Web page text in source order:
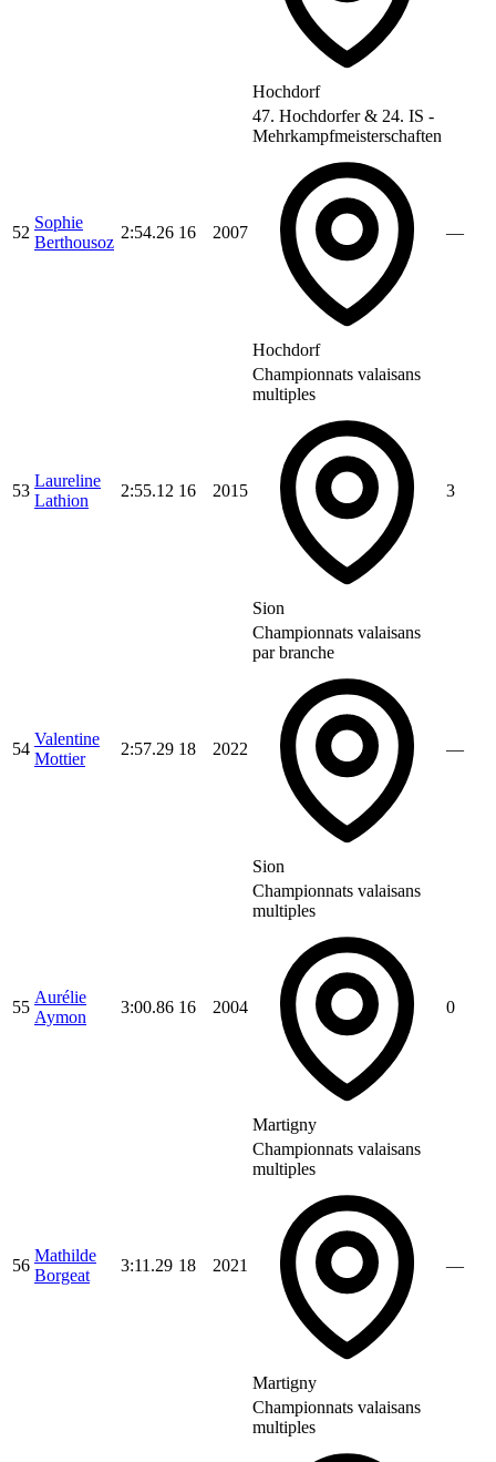
Hochdorf
52
Sophie
Berthousoz
2:54.26 16 2007
47. Hochdorfer & 24. IS -
Mehrkampfmeisterschaften
Hochdorf
—
53
Laureline
Lathion
2:55.12 16 2015
Championnats valaisans
multiples
Sion
3
54
Valentine
Mottier
2:57.29 18 2022
Championnats valaisans
par branche
Sion
—
55
Aurélie
Aymon
3:00.86 16 2004
Championnats valaisans
multiples
Martigny
0
56
Mathilde
Borgeat
3:11.29 18 2021
Championnats valaisans
multiples
Martigny
—
Championnats valaisans
multiples